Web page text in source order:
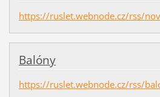
https://ruslet.webnode.cz/rss/
Balóny
https://ruslet.webnode.cz/rss/